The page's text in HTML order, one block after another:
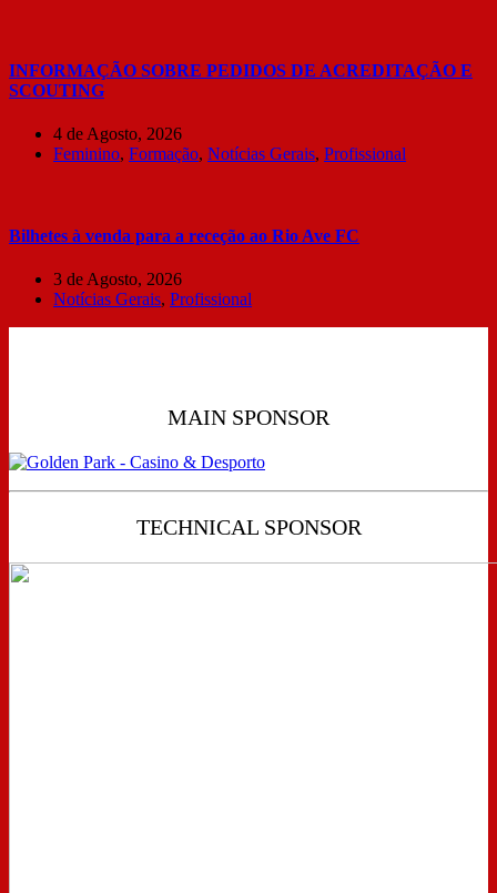
INFORMAÇÃO SOBRE PEDIDOS DE ACREDITAÇÃO E
SCOUTING
4 de Agosto, 2026
Feminino, Formação, Notícias Gerais, Profissional
Bilhetes à venda para a receção ao Rio Ave FC
3 de Agosto, 2026
Notícias Gerais, Profissional
MAIN SPONSOR
TECHNICAL SPONSOR